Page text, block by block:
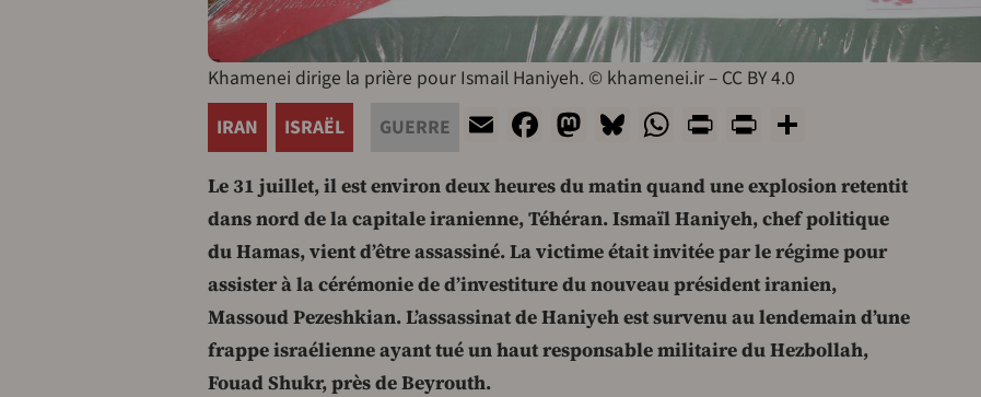
Khamenei dirige la prière pour Ismail Haniyeh. © khamenei.ir – CC BY 4.0
IRAN
ISRAËL GUERRE EmailFacebook
Mastodon
Bluesky
WhatsApp
PrintPrintFriendly
Le 31 juillet, il est environ deux heures du matin quand une explosion retentit
dans nord de la capitale iranienne, Téhéran. Ismaïl Haniyeh, chef politique
du Hamas, vient d’être assassiné. La victime était invitée par le régime pour
assister à la cérémonie de d’investiture du nouveau président iranien,
Massoud Pezeshkian. L’assassinat de Haniyeh est survenu au lendemain d’une
frappe israélienne ayant tué un haut responsable militaire du Hezbollah,
Fouad Shukr, près de Beyrouth.